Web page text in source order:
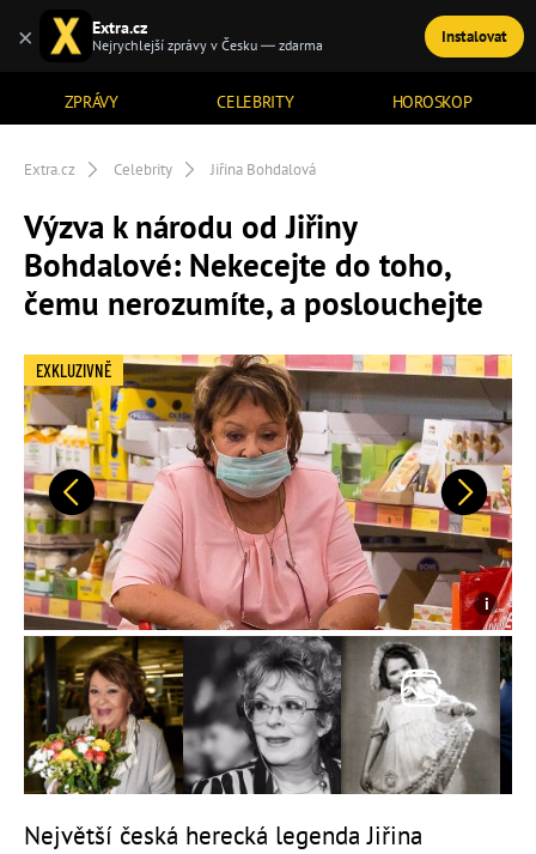
ZPRÁVY CELEBRITY HOROSKOP
TÉMATA
Extra.cz Celebrity Jiřina Bohdalová
Výzva k národu od Jiřiny
Bohdalové: Nekecejte do toho,
čemu nerozumíte, a poslouchejte
Předchozí Další
EXKLUZIVNĚ
Největší česká herecká legenda Jiřina
× Extra.cz
Nejrychlejší zprávy v Česku — zdarma Instalovat